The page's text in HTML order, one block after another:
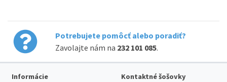
Potrebujete pomôcť alebo poradiť?
Zavolajte nám na 232 101 085.
Informácie
Kontaktné šošovky